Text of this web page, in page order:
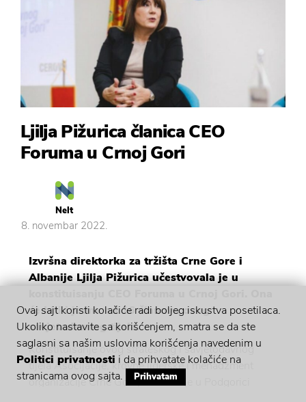
Ljilja Pižurica članica CEO
Foruma u Crnoj Gori
Nelt
8. novembar 2022.
Izvršna direktorka za tržišta Crne Gore i
Albanije Ljilja Pižurica učestvovala je u
će biti i jedna od 16 članova ovog
savjetodavnog tijela.
Konstituisanje ovog strateškog i savjetodavnog
tijela Asocijacije, krovne liderske i menadžment
organizacije Crne Gore, održano je u Podgorici
Ovaj sajt koristi kolačiće radi boljeg iskustva posetilaca.
Ukoliko nastavite sa korišćenjem, smatra se da ste
saglasni sa našim uslovima korišćenja navedenim u
Politici privatnosti i da prihvatate kolačiće na
stranicama ovog sajta.
Prihvatam